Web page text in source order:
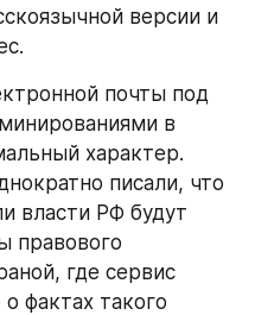
версии и
почты под
в
характер.
писали, что
власти РФ будут
правового
где сервис
фактах такого